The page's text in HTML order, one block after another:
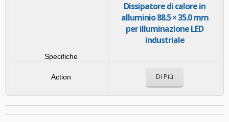
Dissipatore di calore in
alluminio 88.5 × 35.0 mm
per illuminazione LED
industriale
Di Più